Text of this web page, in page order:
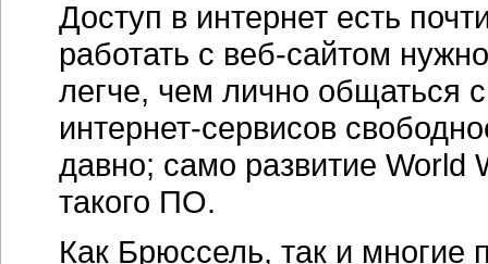
Доступ в интернет есть
работать с веб-сайтом
легче, чем лично общаться
интернет-сервисов
давно; само развитие World
такого ПО.
Как Брюссель, так и многие